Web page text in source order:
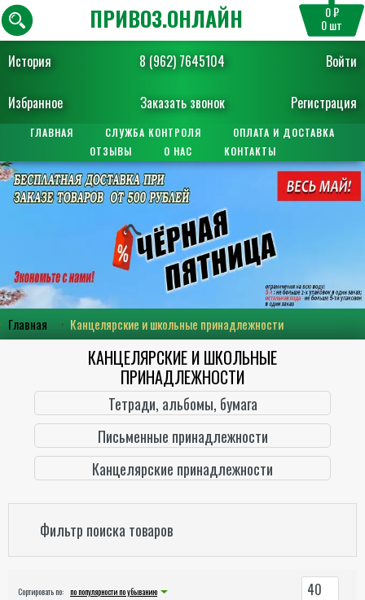
История 8 (962) 7645104 Войти
Избранное Заказать звонок Регистрация
ПРИВОЗ.ОНЛАЙН 0 ₽
0шт
ГЛАВНАЯ СЛУЖБА КОНТРОЛЯ
ОПЛАТА И ДОСТАВКА
ОТЗЫВЫ
О НАС КОНТАКТЫ
Главная Канцелярские и школьные принадлежности
КАНЦЕЛЯРСКИЕ И ШКОЛЬНЫЕ
ПРИНАДЛЕЖНОСТИ
Тетради, альбомы, бумага
Письменные принадлежности
Канцелярские принадлежности
Фильтр поиска товаров
Сортировать по: по популярности по убыванию 40